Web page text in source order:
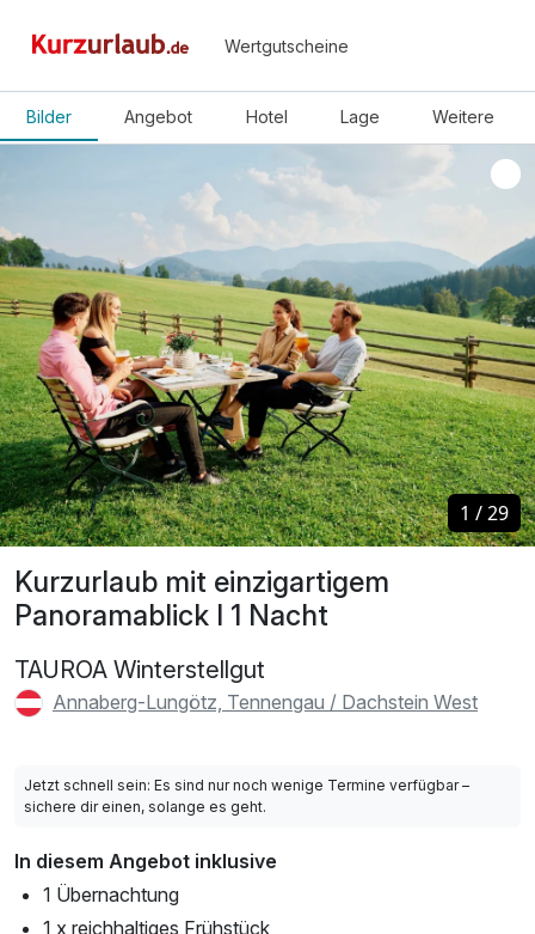
Wertgutscheine
Bilder Angebot Hotel Lage Weitere
Kurzurlaub mit einzigartigem
Panoramablick I 1 Nacht
TAUROA Winterstellgut
Annaberg-Lungötz, Tennengau / Dachstein West
1 /29
1 /29
Jetzt schnell sein: Es sind nur noch wenige Termine verfügbar –
sichere dir einen, solange es geht.
In diesem Angebot inklusive
1 Übernachtung
1 x reichhaltiges Frühstück